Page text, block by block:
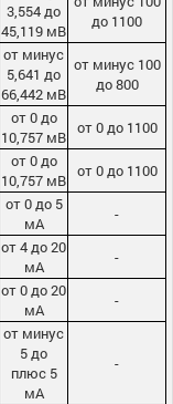
3,554 до
45,119 мВ
до 1100
от минус
5,641 до
66,442 мВ
от минус 100
до 800
от 0 до
10,757 мВ от 0 до 1100
от 0 до
10,757 мВ от 0 до 1100
от 0 до 5
мА
-
от 4 до 20
мА
-
от 0 до 20
мА
-
от минус
5 до
плюс 5
мА
-